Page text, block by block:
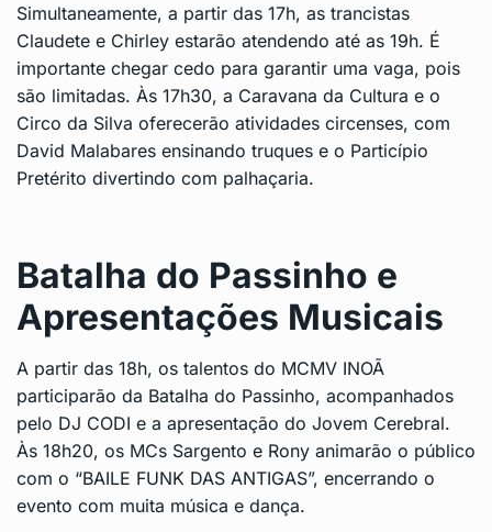
Simultaneamente, a partir das 17h, as trancistas
Claudete e Chirley estarão atendendo até as 19h. É
importante chegar cedo para garantir uma vaga, pois
são limitadas. Às 17h30, a Caravana da Cultura e o
Circo da Silva oferecerão atividades circenses, com
David Malabares ensinando truques e o Particípio
Pretérito divertindo com palhaçaria.
Batalha do Passinho e
Apresentações Musicais
A partir das 18h, os talentos do MCMV INOÃ
participarão da Batalha do Passinho, acompanhados
pelo DJ CODI e a apresentação do Jovem Cerebral.
Às 18h20, os MCs Sargento e Rony animarão o público
com o “BAILE FUNK DAS ANTIGAS”, encerrando o
evento com muita música e dança.